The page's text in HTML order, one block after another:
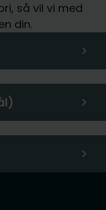
så vil vi med
din.